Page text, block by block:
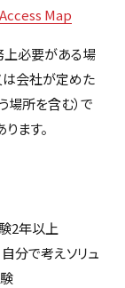
Access Map
必要がある場
は会社が定めた
場所を含む）で
ます。
2年以上
分で考えソリュ